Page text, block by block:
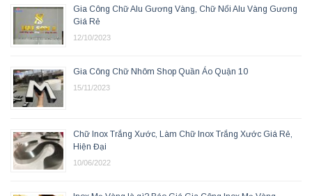
Gia Công Chữ Alu Gương Vàng, Chữ Nổi Alu Vàng Gương
Giá Rẻ
12/10/2023
Gia Công Chữ Nhôm Shop Quần Áo Quận 10
15/11/2023
Chữ Inox Trắng Xước, Làm Chữ Inox Trắng Xước Giá Rẻ,
Hiện Đại
10/06/2022